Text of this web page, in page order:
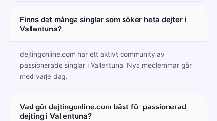
Finns det många singlar som söker heta dejter i
Vallentuna?
dejtingonline.com har ett aktivt community av
passionerade singlar i Vallentuna. Nya medlemmar går
med varje dag.
Vad gör dejtingonline.com bäst för passionerad
dejting i Vallentuna?